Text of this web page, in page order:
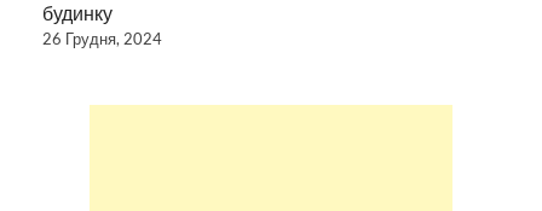
будинку
26 Грудня, 2024